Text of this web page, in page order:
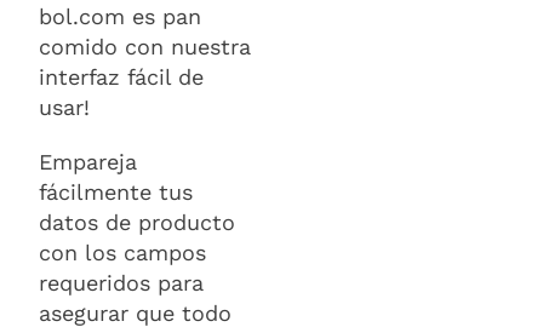
bol.com es pan
comido con nuestra
interfaz fácil de
usar!
Empareja
fácilmente tus
datos de producto
con los campos
requeridos para
asegurar que todo